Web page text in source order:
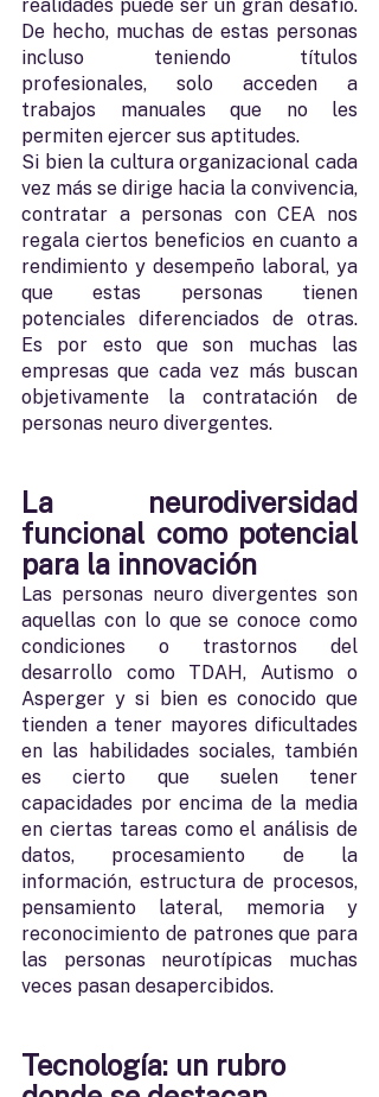
realidades puede ser un gran desafío.
De hecho, muchas de estas personas
incluso teniendo títulos
profesionales, solo acceden a
trabajos manuales que no les
permiten ejercer sus aptitudes.
Si bien la cultura organizacional cada
vez más se dirige hacia la convivencia,
contratar a personas con CEA nos
regala ciertos beneficios en cuanto a
rendimiento y desempeño laboral, ya
que estas personas tienen
potenciales diferenciados de otras.
Es por esto que son muchas las
empresas que cada vez más buscan
objetivamente la contratación de
personas neuro divergentes.
La neurodiversidad
funcional como potencial
para la innovación
Las personas neuro divergentes son
aquellas con lo que se conoce como
condiciones o trastornos del
desarrollo como TDAH, Autismo o
Asperger y si bien es conocido que
tienden a tener mayores dificultades
en las habilidades sociales, también
es cierto que suelen tener
capacidades por encima de la media
en ciertas tareas como el análisis de
datos, procesamiento de la
información, estructura de procesos,
pensamiento lateral, memoria y
reconocimiento de patrones que para
las personas neurotípicas muchas
veces pasan desapercibidos.
Tecnología: un rubro